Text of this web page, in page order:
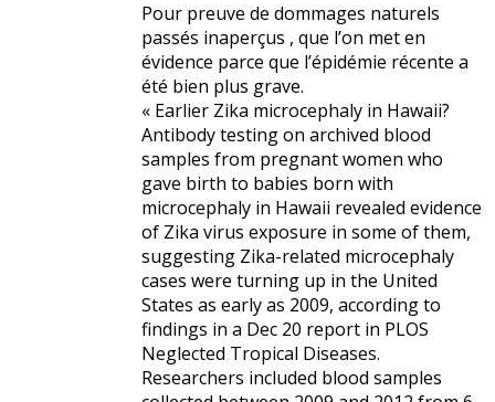
Pour preuve de dommages naturels
passés inaperçus , que l’on met en
évidence parce que l’épidémie récente a
été bien plus grave.
« Earlier Zika microcephaly in Hawaii?
Antibody testing on archived blood
samples from pregnant women who
gave birth to babies born with
microcephaly in Hawaii revealed evidence
of Zika virus exposure in some of them,
suggesting Zika-related microcephaly
cases were turning up in the United
States as early as 2009, according to
findings in a Dec 20 report in PLOS
Neglected Tropical Diseases.
Researchers included blood samples